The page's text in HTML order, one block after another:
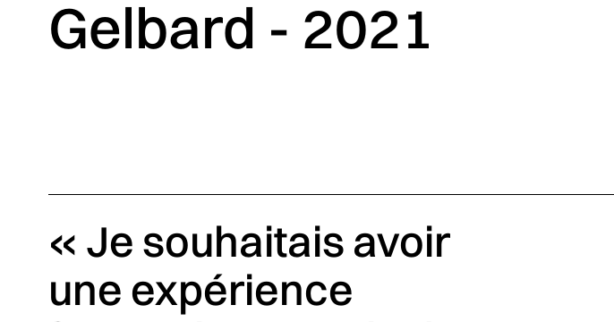
Gelbard - 2021
« Je souhaitais avoir
une expérience